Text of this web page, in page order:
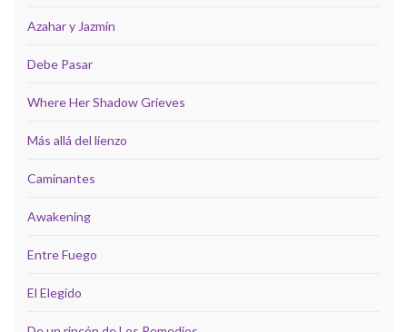
Azahar y Jazmín
Debe Pasar
Where Her Shadow Grieves
Más allá del lienzo
Caminantes
Awakening
Entre Fuego
El Elegido